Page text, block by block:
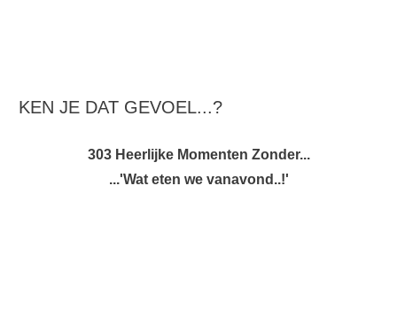
KEN JE DAT GEVOEL...?
303 Heerlijke Momenten Zonder...
...'Wat eten we vanavond..!'